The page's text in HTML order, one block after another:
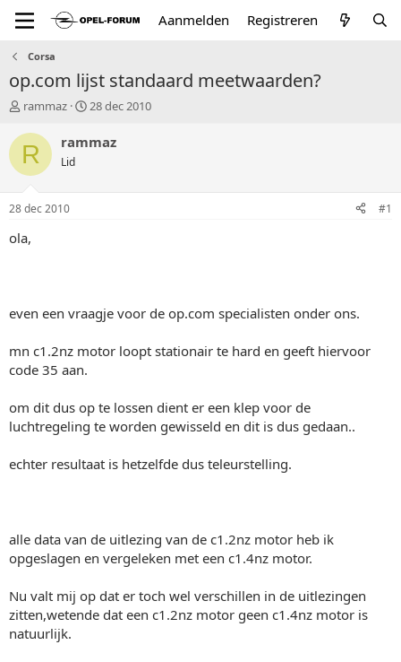
Aanmelden Registreren
Corsa
op.com lijst standaard meetwaarden?
T
p
a
r
rammaz
S
a
28 dec 2010
R rammaz
Lid
28 dec 2010 #1
ola,
even een vraagje voor de op.com specialisten onder ons.
mn c1.2nz motor loopt stationair te hard en geeft hiervoor
code 35 aan.
om dit dus op te lossen dient er een klep voor de
luchtregeling te worden gewisseld en dit is dus gedaan..
echter resultaat is hetzelfde dus teleurstelling.
alle data van de uitlezing van de c1.2nz motor heb ik
opgeslagen en vergeleken met een c1.4nz motor.
Nu valt mij op dat er toch wel verschillen in de uitlezingen
zitten,wetende dat een c1.2nz motor geen c1.4nz motor is
natuurlijk.